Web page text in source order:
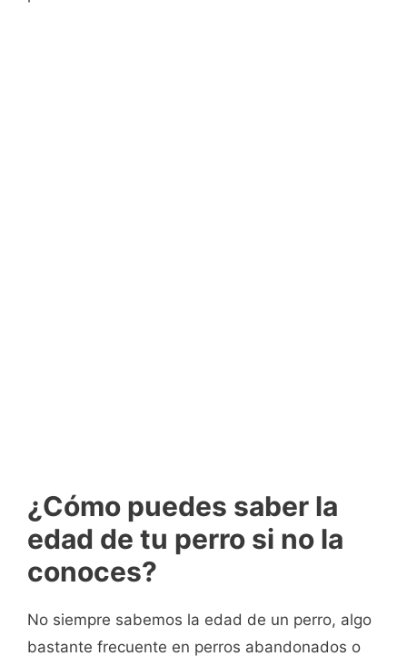
¿Cómo puedes saber la
edad de tu perro si no la
conoces?
No siempre sabemos la edad de un perro, algo
bastante frecuente en perros abandonados o